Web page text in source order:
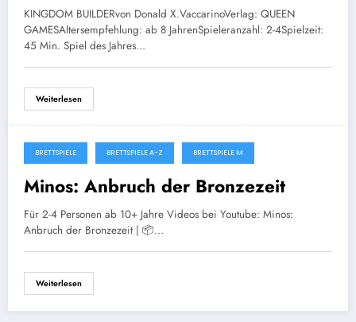
KINGDOM BUILDERvon Donald X.VaccarinoVerlag: QUEEN
GAMESAltersempfehlung: ab 8 JahrenSpieleranzahl: 2-4Spielzeit:
45 Min. Spiel des Jahres…
Weiterlesen
Januar 24, 2025
BRETTSPIELE BRETTSPIELE A-Z BRETTSPIELE M
Minos: Anbruch der Bronzezeit
Für 2-4 Personen ab 10+ Jahre Videos bei Youtube: Minos:
Anbruch der Bronzezeit | 📦…
Weiterlesen